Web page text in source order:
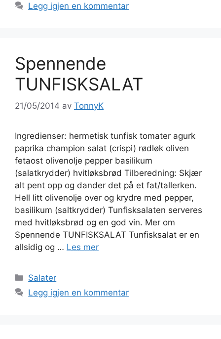
Legg igjen en kommentar
Spennende
TUNFISKSALAT
21/05/2014 av TonnyK
Ingredienser: hermetisk tunfisk tomater agurk
paprika champion salat (crispi) rødløk oliven
fetaost olivenolje pepper basilikum
(salatkrydder) hvitløksbrød Tilberedning: Skjær
alt pent opp og dander det på et fat/tallerken.
Hell litt olivenolje over og krydre med pepper,
basilikum (saltkrydder) Tunfisksalaten serveres
med hvitløksbrød og en god vin. Mer om
Spennende TUNFISKSALAT Tunfisksalat er en
allsidig og … Les mer
Kategorier
Salater
Legg igjen en kommentar